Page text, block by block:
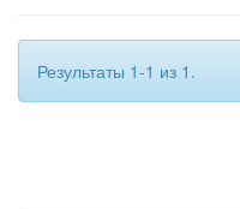
Результаты 1-1 из 1.